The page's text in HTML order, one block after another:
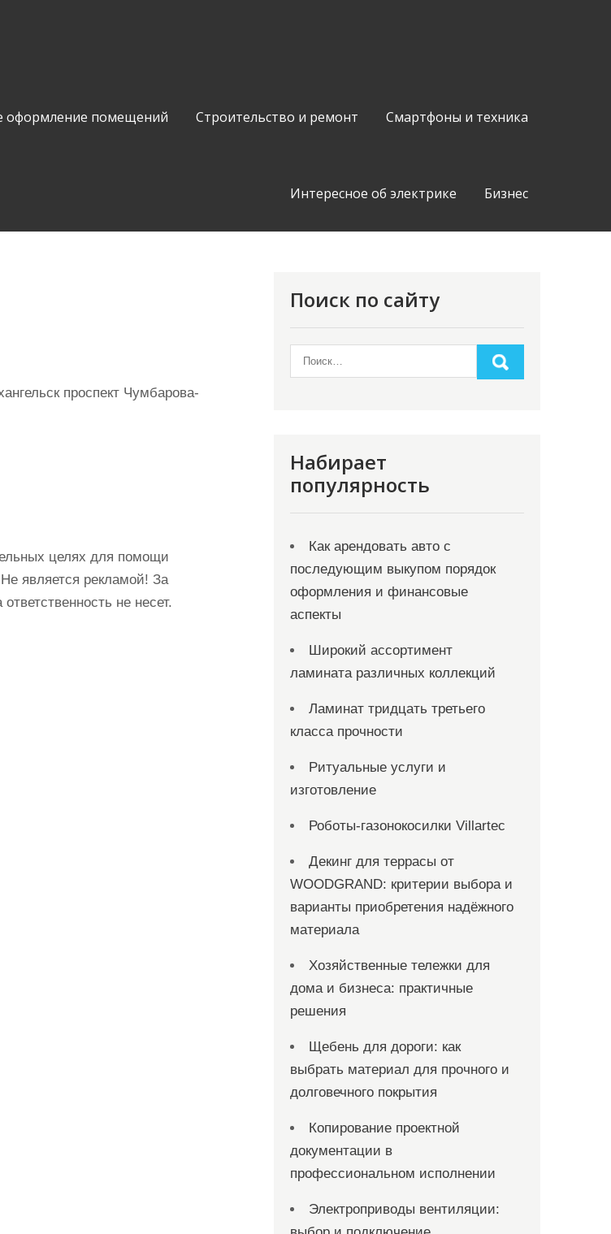
оформление помещений Строительство и ремонт Смартфоны и техника
Интересное об электрике Бизнес
проспект Чумбарова-
целях для помощи
является рекламой! За
не несет.
Поиск по сайту
Набирает
популярность
Как арендовать авто с
последующим выкупом порядок
оформления и финансовые
аспекты
Широкий ассортимент
ламината различных коллекций
Ламинат тридцать третьего
класса прочности
Ритуальные услуги и
изготовление
Роботы-газонокосилки Villartec
Декинг для террасы от
WOODGRAND: критерии выбора и
варианты приобретения надёжного
материала
Хозяйственные тележки для
дома и бизнеса: практичные
решения
Щебень для дороги: как
выбрать материал для прочного и
долговечного покрытия
Копирование проектной
документации в
профессиональном исполнении
Электроприводы вентиляции: